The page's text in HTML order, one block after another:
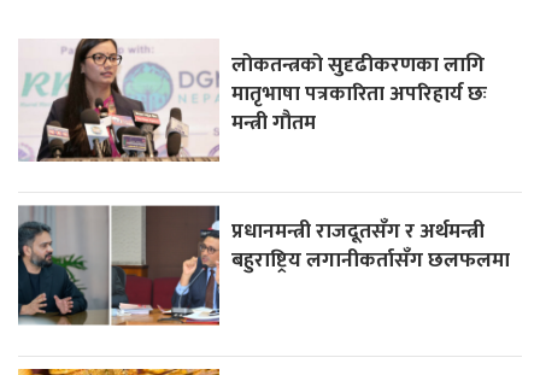
लोकतन्त्रको सुदृढीकरणका लागि
मातृभाषा पत्रकारिता अपरिहार्य छः
मन्त्री गौतम
प्रधानमन्त्री राजदूतसँग र अर्थमन्त्री
बहुराष्ट्रिय लगानीकर्तासँग छलफलमा